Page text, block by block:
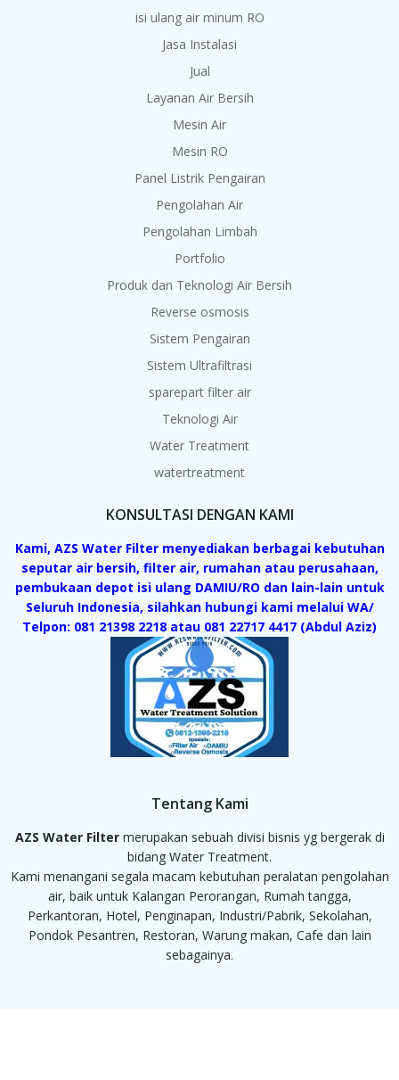
isi ulang air minum RO
Jasa Instalasi
Jual
Layanan Air Bersih
Mesin Air
Mesin RO
Panel Listrik Pengairan
Pengolahan Air
Pengolahan Limbah
Portfolio
Produk dan Teknologi Air Bersih
Reverse osmosis
Sistem Pengairan
Sistem Ultrafiltrasi
sparepart filter air
Teknologi Air
Water Treatment
watertreatment
KONSULTASI DENGAN KAMI
Kami, AZS Water Filter menyediakan berbagai kebutuhan
seputar air bersih, filter air, rumahan atau perusahaan,
pembukaan depot isi ulang DAMIU/RO dan lain-lain untuk
Seluruh Indonesia, silahkan hubungi kami melalui WA/
Telpon: 081 21398 2218 atau 081 22717 4417 (Abdul Aziz)
Tentang Kami
AZS Water Filtermerupakan sebuah divisi bisnis yg bergerak di
bidang Water Treatment.
Kami menangani segala macam kebutuhan peralatan pengolahan
air, baik untuk Kalangan Perorangan, Rumah tangga,
Perkantoran, Hotel, Penginapan, Industri/Pabrik, Sekolahan,
Pondok Pesantren, Restoran, Warung makan, Cafe dan lain
sebagainya.